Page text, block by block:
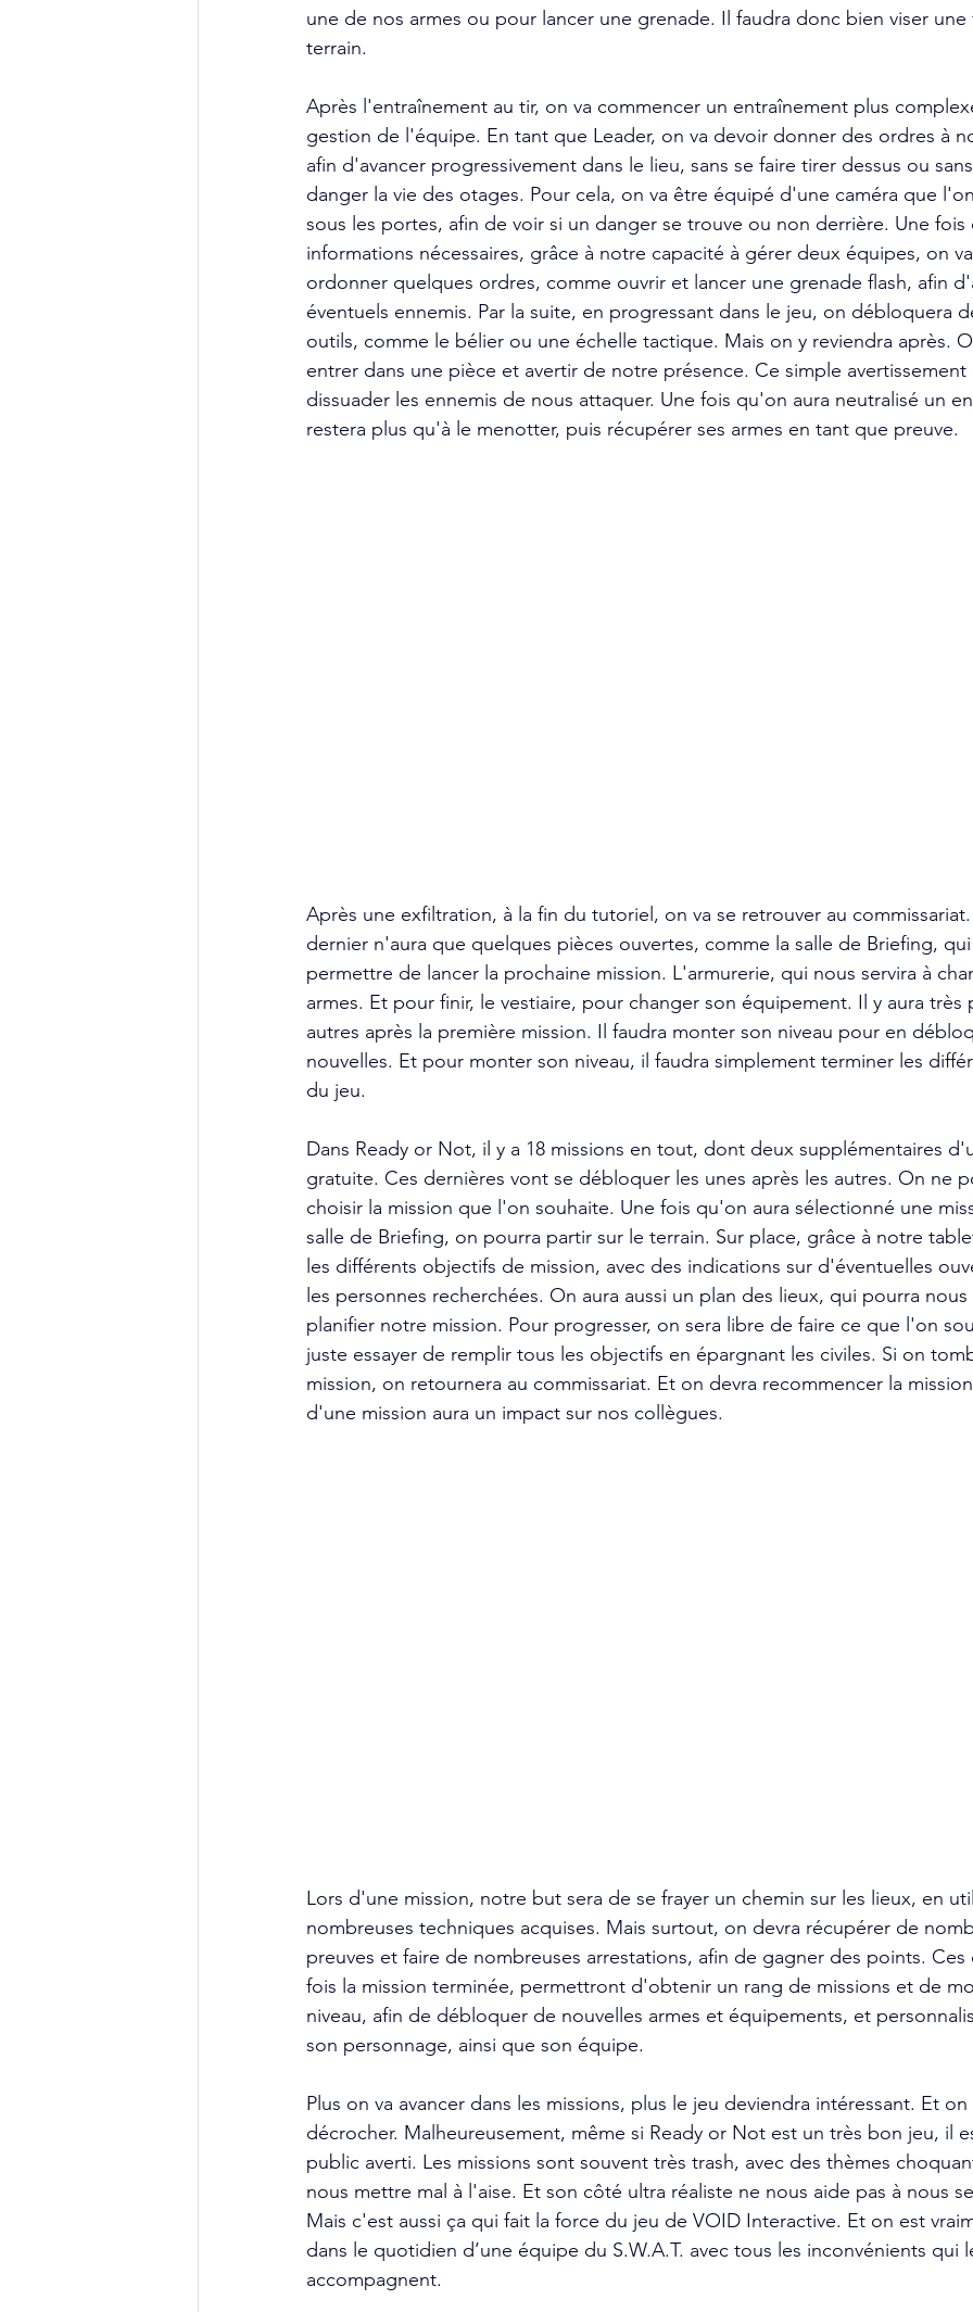
une de nos armes ou pour lancer une grenade. Il faudra donc bien viser une
terrain.
Après l'entraînement au tir, on va commencer un entraînement plus
gestion de l'équipe. En tant que Leader, on va devoir donner des ordres à
afin d'avancer progressivement dans le lieu, sans se faire tirer dessus ou
danger la vie des otages. Pour cela, on va être équipé d'une caméra que
sous les portes, afin de voir si un danger se trouve ou non derrière. Une fois
informations nécessaires, grâce à notre capacité à gérer deux équipes, on
ordonner quelques ordres, comme ouvrir et lancer une grenade flash, afin
éventuels ennemis. Par la suite, en progressant dans le jeu, on débloquera
outils, comme le bélier ou une échelle tactique. Mais on y reviendra après.
entrer dans une pièce et avertir de notre présence. Ce simple
dissuader les ennemis de nous attaquer. Une fois qu'on aura neutralisé un
restera plus qu'à le menotter, puis récupérer ses armes en tant que preuve.
Après une exfiltration, à la fin du tutoriel, on va se retrouver au
dernier n'aura que quelques pièces ouvertes, comme la salle de Briefing,
permettre de lancer la prochaine mission. L'armurerie, qui nous servira à
armes. Et pour finir, le vestiaire, pour changer son équipement. Il y aura très
autres après la première mission. Il faudra monter son niveau pour en
nouvelles. Et pour monter son niveau, il faudra simplement terminer les
du jeu.
Dans Ready or Not, il y a 18 missions en tout, dont deux supplémentaires
gratuite. Ces dernières vont se débloquer les unes après les autres. On ne
choisir la mission que l'on souhaite. Une fois qu'on aura sélectionné une
salle de Briefing, on pourra partir sur le terrain. Sur place, grâce à notre
les différents objectifs de mission, avec des indications sur d'éventuelles
les personnes recherchées. On aura aussi un plan des lieux, qui pourra nous
planifier notre mission. Pour progresser, on sera libre de faire ce que l'on
juste essayer de remplir tous les objectifs en épargnant les civiles. Si on
mission, on retournera au commissariat. Et on devra recommencer la
d'une mission aura un impact sur nos collègues.
Lors d'une mission, notre but sera de se frayer un chemin sur les lieux, en
nombreuses techniques acquises. Mais surtout, on devra récupérer de
preuves et faire de nombreuses arrestations, afin de gagner des points. Ces
fois la mission terminée, permettront d'obtenir un rang de missions et de
niveau, afin de débloquer de nouvelles armes et équipements, et
son personnage, ainsi que son équipe.
Plus on va avancer dans les missions, plus le jeu deviendra intéressant. Et on
décrocher. Malheureusement, même si Ready or Not est un très bon jeu, il
public averti. Les missions sont souvent très trash, avec des thèmes
nous mettre mal à l'aise. Et son côté ultra réaliste ne nous aide pas à nous
Mais c'est aussi ça qui fait la force du jeu de VOID Interactive. Et on est
dans le quotidien d’une équipe du S.W.A.T. avec tous les inconvénients qui
accompagnent.